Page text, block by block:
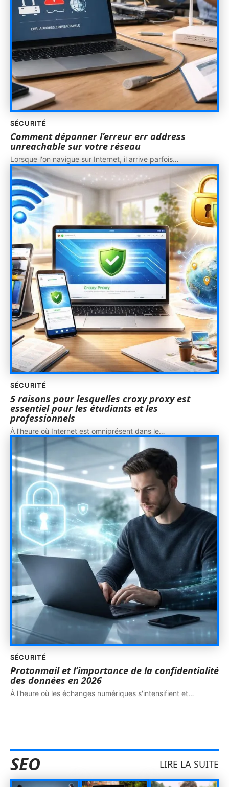
SÉCURITÉ
Comment dépanner l’erreur err address
unreachable sur votre réseau
Lorsque l'on navigue sur Internet, il arrive parfois…
SÉCURITÉ
5 raisons pour lesquelles croxy proxy est
essentiel pour les étudiants et les
professionnels
À l’heure où Internet est omniprésent dans le…
SÉCURITÉ
Protonmail et l’importance de la confidentialité
des données en 2026
À l'heure où les échanges numériques s'intensifient et…
SEO LIRE LA SUITE